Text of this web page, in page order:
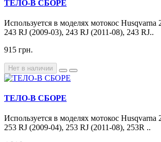
ТЕЛО-В СБОРЕ
Используется в моделях мотокос Husqvarna
243 RJ (2009-03), 243 RJ (2011-08), 243 RJ..
915 грн.
Нет в наличии
ТЕЛО-В СБОРЕ
Используется в моделях мотокос Husqvarna
253 RJ (2009-04), 253 RJ (2011-08), 253R ..